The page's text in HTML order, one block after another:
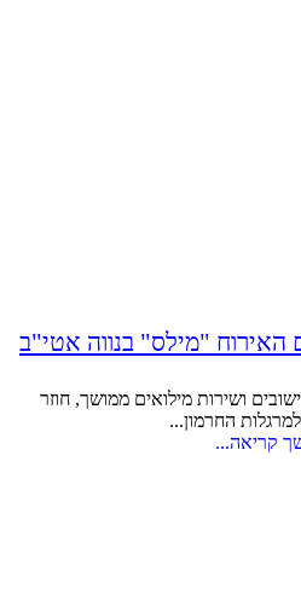
האירוח "מילס" בנווה אטי"ב
ושירות מילואים ממושך, חוזר
החרמון...
קריאה...